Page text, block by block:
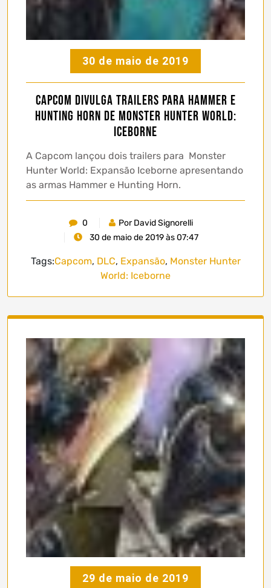
30 de maio de 2019
Capcom divulga trailers para Hammer e
Hunting Horn de Monster Hunter World:
Iceborne
A Capcom lançou dois trailers para Monster
Hunter World: Expansão Iceborne apresentando
as armas Hammer e Hunting Horn.
0
Por David Signorelli
30 de maio de 2019 às 07:47
Tags:Capcom, DLC, Expansão, Monster Hunter
World: Iceborne
29 de maio de 2019